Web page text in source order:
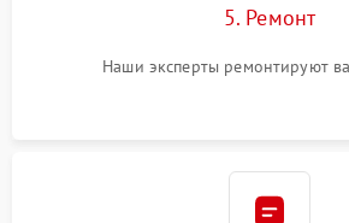
5. Ремонт
Наши эксперты ремонтируют